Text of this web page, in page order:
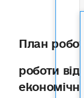
План
роботи